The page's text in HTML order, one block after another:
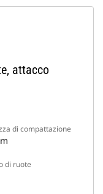
attacco
di compattazione
di ruote